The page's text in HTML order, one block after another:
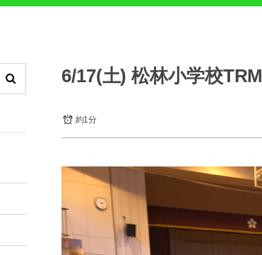
6/17(土) 松林小学校TRM
約1分